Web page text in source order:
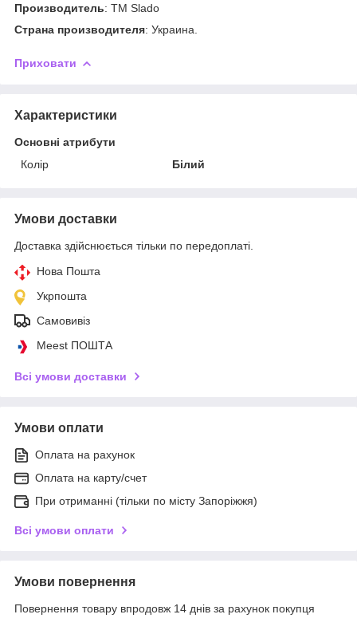
Производитель: ТМ Slado
Страна производителя: Украина.
Приховати
Характеристики
Основні атрибути
Колір
Білий
Умови доставки
Доставка здійснюється тільки по передоплаті.
Нова Пошта
Укрпошта
Самовивіз
Meest ПОШТА
Всі умови доставки
Умови оплати
Оплата на рахунок
Оплата на карту/счет
При отриманні (тільки по місту Запоріжжя)
Всі умови оплати
Умови повернення
Повернення товару впродовж 14 днів за рахунок покупця